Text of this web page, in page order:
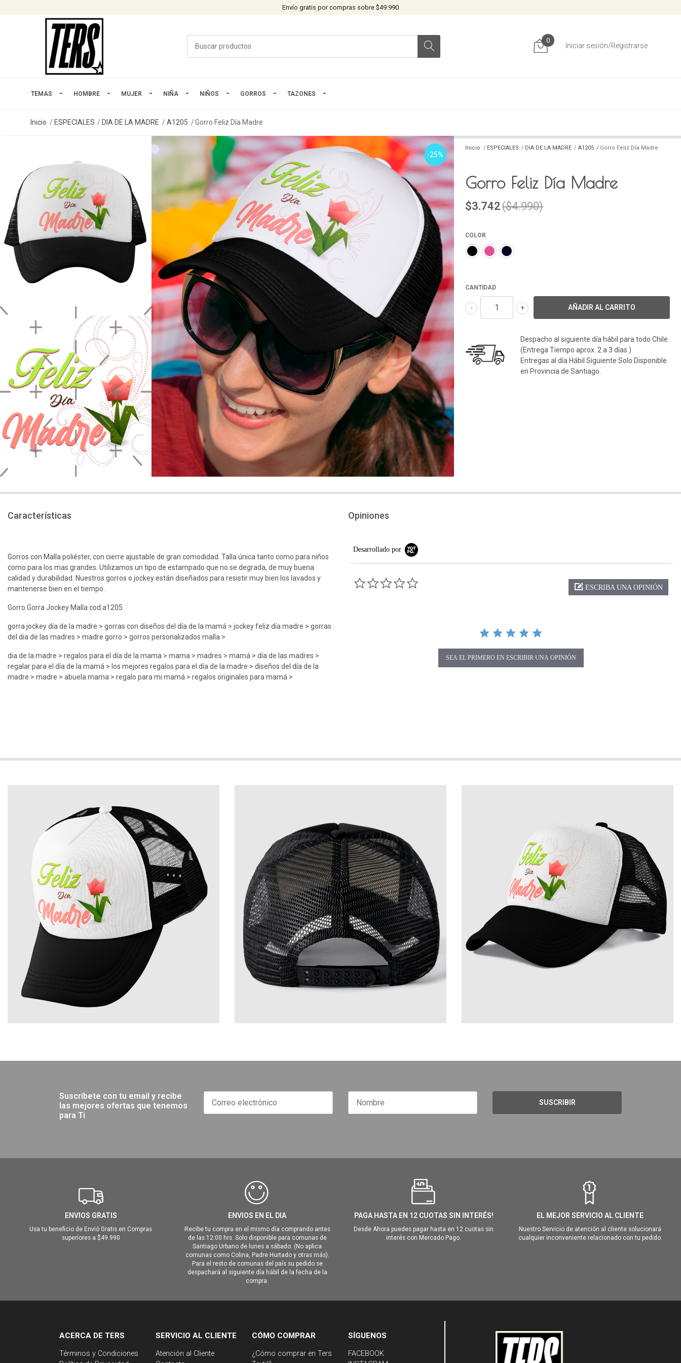
Envío gratis por compras sobre $49.990
0
Iniciar sesión/Registrarse
TEMAS HOMBRE MUJER NIÑA NIÑOS GORROS TAZONES
Inicio ESPECIALES DIA DE LA MADRE A1205 Gorro Feliz Día Madre
-25%
Inicio ESPECIALES DIA DE LA MADRE A1205 Gorro Feliz Día Madre
Gorro Feliz Día Madre
$3.742($4.990)
COLOR
CANTIDAD
+
-
Despacho al siguiente día hábil para todo Chile.
(Entrega Tiempo aprox. 2 a 3 días.)
Entregas al día Hábil Siguiente Solo Disponible
en Provincia de Santiago.
Características
Gorros con Malla poliéster, con cierre ajustable de gran comodidad. Talla única tanto como para niños
como para los mas grandes. Utilizamos un tipo de estampado que no se degrada, de muy buena
calidad y durabilidad. Nuestros gorros o jockey están diseñados para resistir muy bien los lavados y
mantenerse bien en el tiempo.
Gorro Gorra Jockey Malla cod:a1205
gorra jockey día de la madre > gorras con diseños del día de la mamá > jockey feliz día madre > gorras
del dia de las madres > madre gorro > gorros personalizados malla >
dia de la madre > regalos para el día de la mama > mama > madres > mamá > día de las madres >
regalar para el día de la mamá > los mejores regalos para el día de la madre > diseños del día de la
madre > madre > abuela mama > regalo para mi mamá > regalos originales para mamá >
Opiniones
Desarrollado por
ESCRIBA UNA OPINIÓN
SEA EL PRIMERO EN ESCRIBIR UNA OPINIÓN
Suscríbete con tu email y recibe
las mejores ofertas que tenemos
para Ti
SUSCRIBIR
ENVIOS GRATIS
Usa tu beneficio de Envió Gratis en Compras
superiores a $49.990
ENVIOS EN EL DIA
Recibe tu compra en el mismo día comprando antes
de las 12:00 hrs. Solo disponible para comunas de
Santiago Urbano de lunes a sábado. (No aplica
comunas como Colina, Padre Hurtado y otras más).
Para el resto de comunas del país su pedido se
despachará al siguiente día hábil de la fecha de la
compra.
PAGA HASTA EN 12 CUOTAS SIN INTERÉS!
Desde Ahora puedes pagar hasta en 12 cuotas sin
interés con Mercado Pago.
EL MEJOR SERVICIO AL CLIENTE
Nuestro Servicio de atención al cliente solucionará
cualquier inconveniente relacionado con tu pedido.
ACERCA DE TERS
Términos y Condiciones
SERVICIO AL CLIENTE
Atención al Cliente
CÓMO COMPRAR
¿Cómo comprar en Ters
SÍGUENOS
FACEBOOK